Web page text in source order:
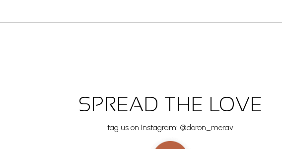
SPREAD THE LOVE
tag us on Instagram: @doron_merav